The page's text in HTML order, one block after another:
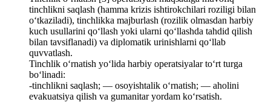
tinchlikni saqlash (hamma krizis ishtirokchilari roziligi bilan
o‘tkaziladi), tinchlikka majburlash (rozilik olmasdan harbiy
kuch usullarini qo‘llash yoki ularni qo‘llashda tahdid qilish
bilan tavsiflanadi) va diplomatik urinishlarni qo‘llab
quvvatlash.
Tinchlik o‘rnatish yo‘lida harbiy operatsiyalar to‘rt turga
bo‘linadi:
-tinchlikni saqlash; — osoyishtalik o‘rnatish; — aholini
evakuatsiya qilish va gumanitar yordam ko‘rsatish.